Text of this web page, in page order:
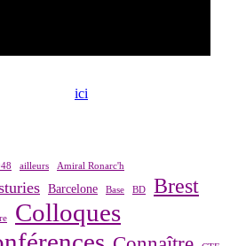
ici
ailleurs Amiral Ronarc'h
Barcelone Base BD Brest
Colloques